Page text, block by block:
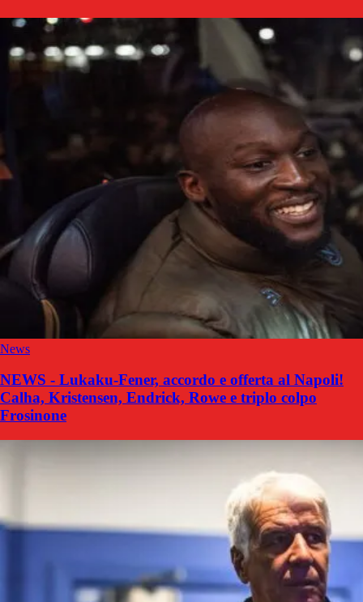
News
NEWS - Lukaku-Fener, accordo e offerta al Napoli!
Calha, Kristensen, Endrick, Rowe e triplo colpo
Frosinone